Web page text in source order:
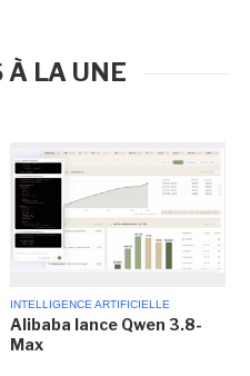
À LA UNE
INTELLIGENCE ARTIFICIELLE
Alibaba lance Qwen 3.8-
Max